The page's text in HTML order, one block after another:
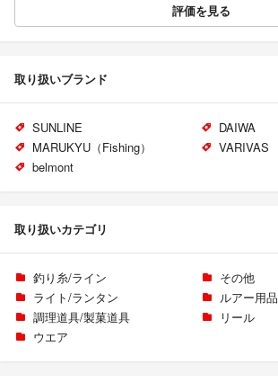
評価を見る
取り扱いブランド
SUNLINE
DAIWA
MARUKYU（Fishing）
VARIVAS
belmont
取り扱いカテゴリ
釣り糸/ライン
その他
ライト/ランタン
ルアー用品
調理道具/製菓道具
リール
ウエア